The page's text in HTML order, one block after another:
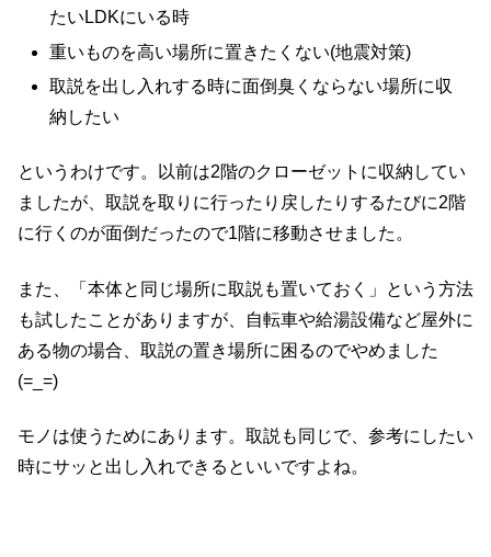
たいLDKにいる時
重いものを高い場所に置きたくない(地震対策)
取説を出し入れする時に面倒臭くならない場所に収
納したい
というわけです。以前は2階のクローゼットに収納してい
ましたが、取説を取りに行ったり戻したりするたびに2階
に行くのが面倒だったので1階に移動させました。
また、「本体と同じ場所に取説も置いておく」という方法
も試したことがありますが、自転車や給湯設備など屋外に
ある物の場合、取説の置き場所に困るのでやめました
(=_=)
モノは使うためにあります。取説も同じで、参考にしたい
時にサッと出し入れできるといいですよね。